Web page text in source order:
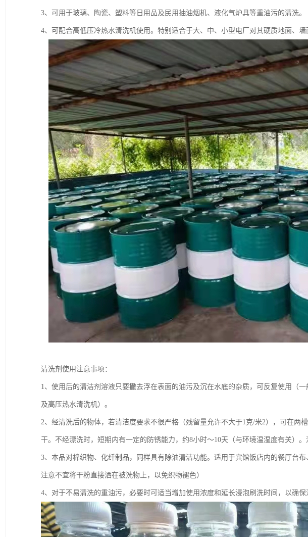
3、可用于玻璃、陶瓷、塑料等日用品及民用抽油烟机、液化气炉具等重油污的清洗。
4、可配合高低压冷热水清洗机使用。特别适合于大、中、小型电厂对其硬质地面、墙
清洗剂使用注意事项：
1、使用后的清洁剂溶液只要撇去浮在表面的油污及沉在水底的杂质，可反复使用（
及高压热水清洗机）。
2、经清洗后的物体，若清洁度要求不很严格（残留量允许不大于1克/米2），可在两
干。不经漂洗时，短期内有一定的防锈能力，约8小时～10天（与环境温湿度有关）。
3、本品对棉织物、化纤制品，同样具有除油清洁功能。适用于宾馆饭店内的餐厅台
注意不宜将干粉直接洒在被洗物上，以免织物褪色）
4、对于不易清洗的重油污，必要时可适当增加使用浓度和延长浸泡刷洗时间，以确保